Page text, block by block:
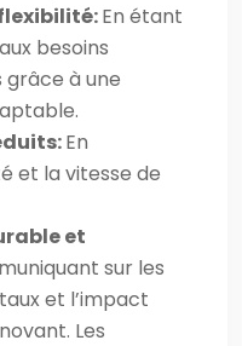
En étant
besoins
grâce à une
En
et la vitesse de
et
sur les
et l’impact
Les